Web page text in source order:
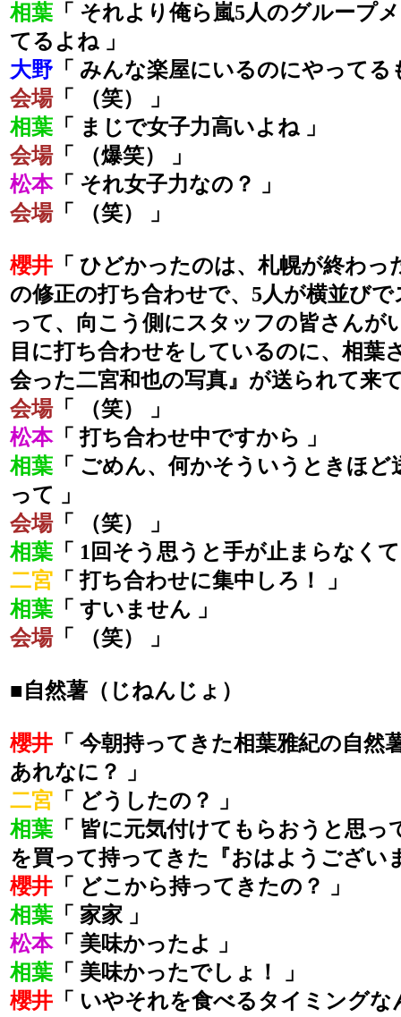
相葉 「 それより俺ら嵐5人のグループ
てるよね 」
大野 「 みんな楽屋にいるのにやってる
会場「 （笑） 」
相葉 「 まじで女子力高いよね 」
会場「 （爆笑） 」
松本「 それ女子力なの？ 」
会場「 （笑） 」
櫻井 「 ひどかったのは、札幌が終わ
の修正の打ち合わせで、5人が横並び
って、向こう側にスタッフの皆さんが
目に打ち合わせをしているのに、相葉
会った二宮和也の写真』が送られて来
会場「 （笑） 」
松本「 打ち合わせ中ですから 」
相葉 「 ごめん、何かそういうときほ
って 」
会場「 （笑） 」
相葉 「 1回そう思うと手が止まらなく
二宮 「 打ち合わせに集中しろ！ 」
相葉 「 すいません 」
会場「 （笑） 」
■自然薯（じねんじょ）
櫻井 「 今朝持ってきた相葉雅紀の自然
あれなに？ 」
二宮 「 どうしたの？ 」
相葉 「 皆に元気付けてもらおうと思っ
を買って持ってきた『おはようござい
櫻井 「 どこから持ってきたの？ 」
相葉 「 家家 」
松本「 美味かったよ 」
相葉 「 美味かったでしょ！ 」
櫻井 「 いやそれを食べるタイミング